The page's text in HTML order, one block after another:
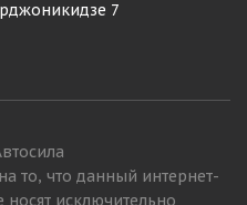
7
то, что данный интернет-
исключительно